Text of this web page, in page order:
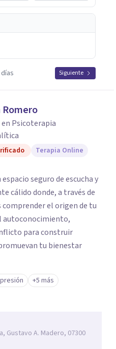
Siguiente
Romero
Psicoterapia
Terapia Online
seguro de escucha y
cálido donde, a través de
el origen de tu
autoconocimiento,
para construir
tu bienestar
+5 más
Gustavo A. Madero, 07300